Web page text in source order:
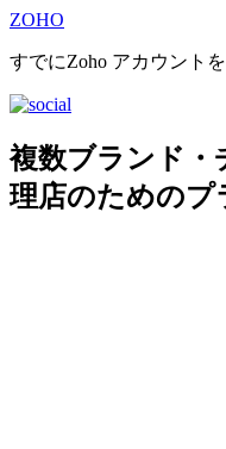
ZOHO
すでにZoho アカウント
複数ブランド・
理店のためのプ